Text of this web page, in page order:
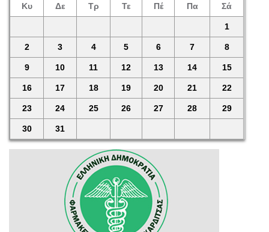
Κυ Δε Τρ Τε Πέ Πα Σά
1
2 3 4 5 6 7 8
9 10 11 12 13 14 15
16 17 18 19 20 21 22
23 24 25 26 27 28 29
30 31